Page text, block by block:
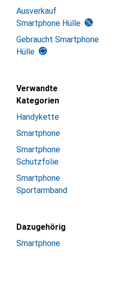
Ausverkauf
Smartphone Hülle
Gebraucht Smartphone
Hülle
Verwandte
Kategorien
Handykette
Smartphone
Smartphone
Schutzfolie
Smartphone
Sportarmband
Dazugehörig
Smartphone